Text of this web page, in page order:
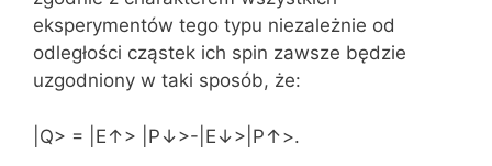
eksperymentów tego typu niezależnie od
odległości cząstek ich spin zawsze będzie
uzgodniony w taki sposób, że:
|Q> = |E↑> |P↓>-|E↓>|P↑>.